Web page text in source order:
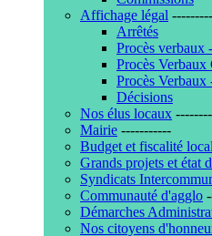
Affichage légal
Arrêtés
Procès
Procès
Procès
Décisions
Nos élus locaux
Mairie -----------
Budget et fiscalité
Grands projets et état
Syndicats
Communauté d'agglo
Démarches
Nos citoyens